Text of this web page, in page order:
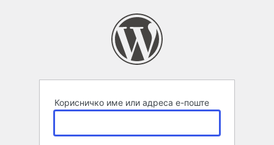
Корисничко име или адреса е-поште